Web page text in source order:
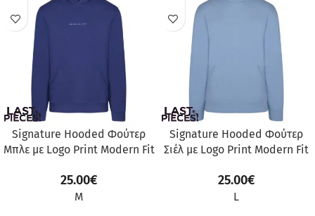
Signature Hooded Φούτερ
Μπλε με Logo Print Modern Fit
25.00€
M
Signature Hooded Φούτερ
Σιέλ με Logo Print Modern Fit
25.00€
L